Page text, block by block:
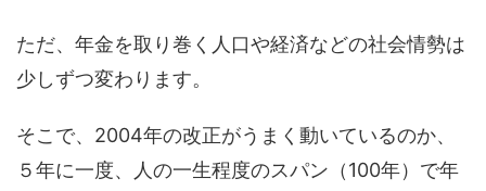
ただ、年金を取り巻く人口や経済などの社会情勢は
少しずつ変わります。
そこで、2004年の改正がうまく動いているのか、
５年に一度、人の一生程度のスパン（100年）で年